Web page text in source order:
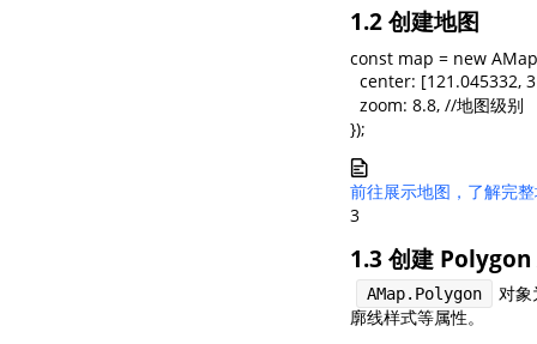
1.2 创建地图
const map = new
center: [121.045332,
  zoom: 8.8, //地图级别
});
前往展示地图，了解完
3
1.3 创建 Polygon
AMap.Polygon
对
廓线样式等属性。